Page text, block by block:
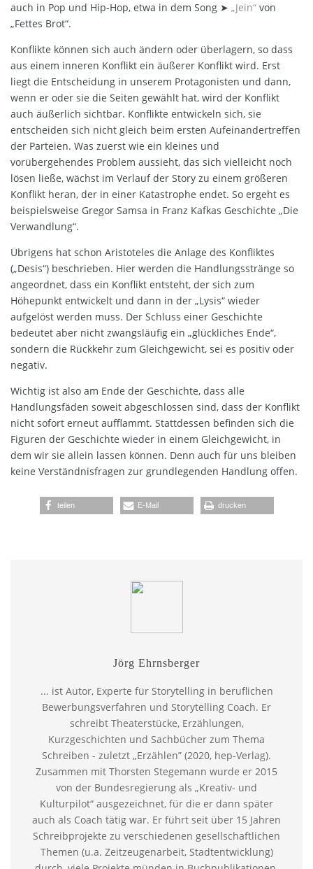
auch in Pop und Hip-Hop, etwa in dem Song ➤ „Jein“ von
„Fettes Brot“.
Konflikte können sich auch ändern oder überlagern, so dass
aus einem inneren Konflikt ein äußerer Konflikt wird. Erst
liegt die Entscheidung in unserem Protagonisten und dann,
wenn er oder sie die Seiten gewählt hat, wird der Konflikt
auch äußerlich sichtbar. Konflikte entwickeln sich, sie
entscheiden sich nicht gleich beim ersten Aufeinandertreffen
der Parteien. Was zuerst wie ein kleines und
vorübergehendes Problem aussieht, das sich vielleicht noch
lösen ließe, wächst im Verlauf der Story zu einem größeren
Konflikt heran, der in einer Katastrophe endet. So ergeht es
beispielsweise Gregor Samsa in Franz Kafkas Geschichte „Die
Verwandlung“.
Übrigens hat schon Aristoteles die Anlage des Konfliktes
(„Desis“) beschrieben. Hier werden die Handlungsstränge so
angeordnet, dass ein Konflikt entsteht, der sich zum
Höhepunkt entwickelt und dann in der „Lysis“ wieder
aufgelöst werden muss. Der Schluss einer Geschichte
bedeutet aber nicht zwangsläufig ein „glückliches Ende“,
sondern die Rückkehr zum Gleichgewicht, sei es positiv oder
negativ.
Wichtig ist also am Ende der Geschichte, dass alle
Handlungsfäden soweit abgeschlossen sind, dass der Konflikt
nicht sofort erneut aufflammt. Stattdessen befinden sich die
Figuren der Geschichte wieder in einem Gleichgewicht, in
dem wir sie allein lassen können. Denn auch für uns bleiben
keine Verständnisfragen zur grundlegenden Handlung offen.
teilen E-Mail drucken
Jörg Ehrnsberger
... ist Autor, Experte für Storytelling in beruflichen
Bewerbungsverfahren und Storytelling Coach. Er
schreibt Theaterstücke, Erzählungen,
Kurzgeschichten und Sachbücher zum Thema
Schreiben - zuletzt „Erzählen” (2020, hep-Verlag).
Zusammen mit Thorsten Stegemann wurde er 2015
von der Bundesregierung als „Kreativ- und
Kulturpilot“ ausgezeichnet, für die er dann später
auch als Coach tätig war. Er führt seit über 15 Jahren
Schreibprojekte zu verschiedenen gesellschaftlichen
Themen (u.a. Zeitzeugenarbeit, Stadtentwicklung)